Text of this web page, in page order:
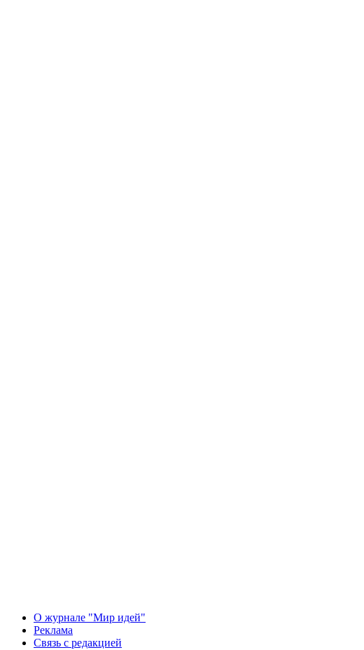
О журнале "Мир идей"
Реклама
Связь с редакцией